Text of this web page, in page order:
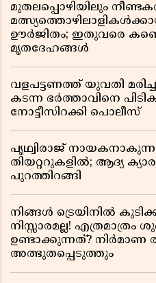
മുതലപ്പൊഴിയിലും
ഊർജിതം; ഇതുവരെ
മൃതദേഹങ്ങൾ
വളപട്ടണത്ത് യുവതി
കടന്ന ഭർത്താവിനെ
നോട്ടീസിറക്കി പൊലീസ്
പൃഥ്വിരാജ് നായകനാകുന്ന
തിയറ്ററുകളിൽ; ആദ്യ
പുറത്തിറങ്ങി
നിങ്ങൾ ട്രെയിനിൽ
നിസ്സാരമല്ല!
ഉണ്ടാക്കുന്നത്?
അത്ഭുതപ്പെടുത്തും